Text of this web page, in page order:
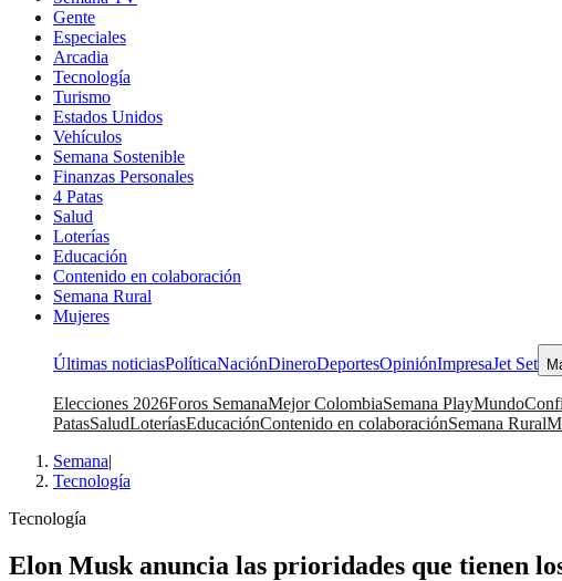
Gente
Especiales
Arcadia
Tecnología
Turismo
Estados Unidos
Vehículos
Semana Sostenible
Finanzas Personales
4 Patas
Salud
Loterías
Educación
Contenido en colaboración
Semana Rural
Mujeres
Últimas noticiasPolíticaNaciónDineroDeportesOpiniónImpresaJet Set
Elecciones 2026Foros SemanaMejor ColombiaSemana PlayMundo
PatasSaludLoteríasEducaciónContenido en colaboraciónSemana Rural
Semana|
Tecnología
Tecnología
Elon Musk anuncia las prioridades que tienen